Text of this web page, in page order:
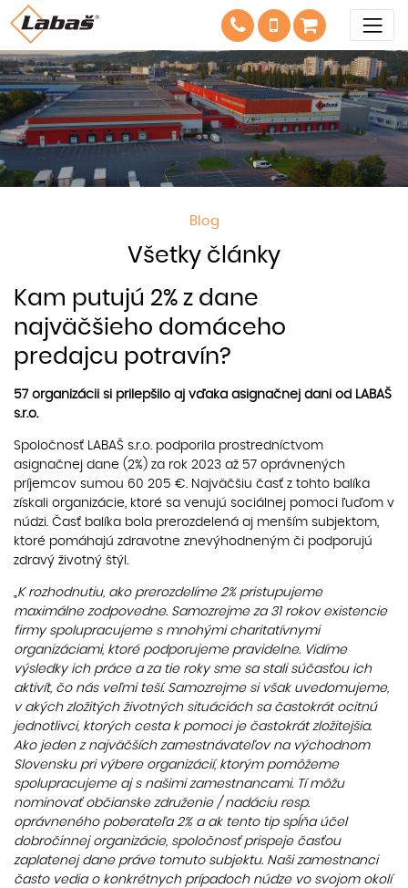
Blog
Všetky články
Kam putujú 2% z dane
najväčšieho domáceho
predajcu potravín?
57 organizácii si prilepšilo aj vďaka asignačnej dani od LABAŠ
s.r.o.
Spoločnosť LABAŠ s.r.o. podporila prostredníctvom
asignačnej dane (2%) za rok 2023 až 57 oprávnených
príjemcov sumou 60 205 €. Najväčšiu časť z tohto balíka
získali organizácie, ktoré sa venujú sociálnej pomoci ľuďom v
núdzi. Časť balíka bola prerozdelená aj menším subjektom,
ktoré pomáhajú zdravotne znevýhodneným či podporujú
zdravý životný štýl.
„K rozhodnutiu, ako prerozdelíme 2% pristupujeme
maximálne zodpovedne. Samozrejme za 31 rokov existencie
firmy spolupracujeme s mnohými charitatívnymi
organizáciami, ktoré podporujeme pravidelne. Vidíme
výsledky ich práce a za tie roky sme sa stali súčasťou ich
aktivít, čo nás veľmi teší. Samozrejme si však uvedomujeme,
v akých zložitých životných situáciách sa častokrát ocitnú
jednotlivci, ktorých cesta k pomoci je častokrát zložitejšia.
Ako jeden z najväčších zamestnávateľov na východnom
Slovensku pri výbere organizácií, ktorým pomôžeme
spolupracujeme aj s našimi zamestnancami. Tí môžu
nominovať občianske združenie / nadáciu resp.
oprávneného poberateľa 2% a ak tento tip spĺňa účel
dobročinnej organizácie, spoločnosť prispeje časťou
zaplatenej dane práve tomuto subjektu. Naši zamestnanci
často vedia o konkrétnych prípadoch núdze vo svojom okolí